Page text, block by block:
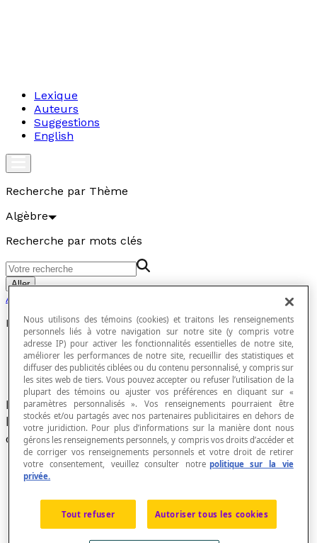
Lexique
Auteurs
Suggestions
English
Recherche par Thème
Algèbre
Recherche par mots clés
Aller
Algèbre
Équation exponentielle
Équation dont la forme de base est «y= bx », où
b est un nombre réel strictement positif et
différent de 1.
Le nombre b est appelé labasede l'équation
exponentielle.
La forme générale d'une équation exponentielle de
Nous utilisons des témoins (cookies) et traitons les renseignements
personnels liés à votre navigation sur notre site (y compris votre
adresse IP) pour activer les fonctionnalités essentielles de notre site,
améliorer les performances de notre site, recueillir des statistiques et
diffuser des publicités ciblées ou du contenu personnalisé, y compris sur
les sites web de tiers. Vous pouvez accepter ou refuser l’utilisation de la
plupart des témoins ou ajuster vos préférences en cliquant sur «
paramètres personnalisés ». Vos renseignements pourraient être
stockés et/ou partagés avec nos partenaires publicitaires en dehors de
votre juridiction. Pour plus d’informations sur la manière dont nous
gérons les renseignements personnels, y compris vos droits d’accéder et
de corriger vos renseignements personnels et votre droit de retirer
votre consentement, veuillez consulter notre politique sur la vie
privée.
Tout refuser Autoriser tous les cookies